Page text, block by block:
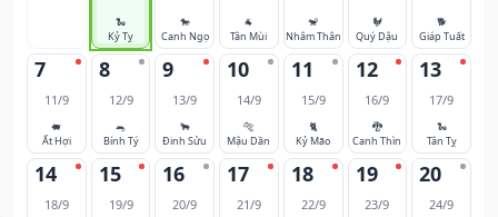
🐍
Kỷ Tỵ
🐎
Canh Ngọ
🐐
Tân Mùi
🐒
Nhâm Thân
🐓
Quý Dậu
🐕
Giáp Tuất
7
11/9
🐖
Ất Hợi
8
12/9
🐀
Bính Tý
9
13/9
🐂
Đinh Sửu
10
14/9
🐅
Mậu Dần
11
15/9
🐈
Kỷ Mão
12
16/9
🐉
Canh Thìn
13
17/9
🐍
Tân Tỵ
14
18/9
15
19/9
16
20/9
17
21/9
18
22/9
19
23/9
20
24/9